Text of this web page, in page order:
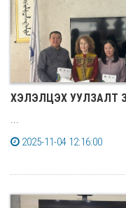
ХЭЛЭЛЦЭХ УУЛЗАЛТ
...
2025-11-04 12:16:00